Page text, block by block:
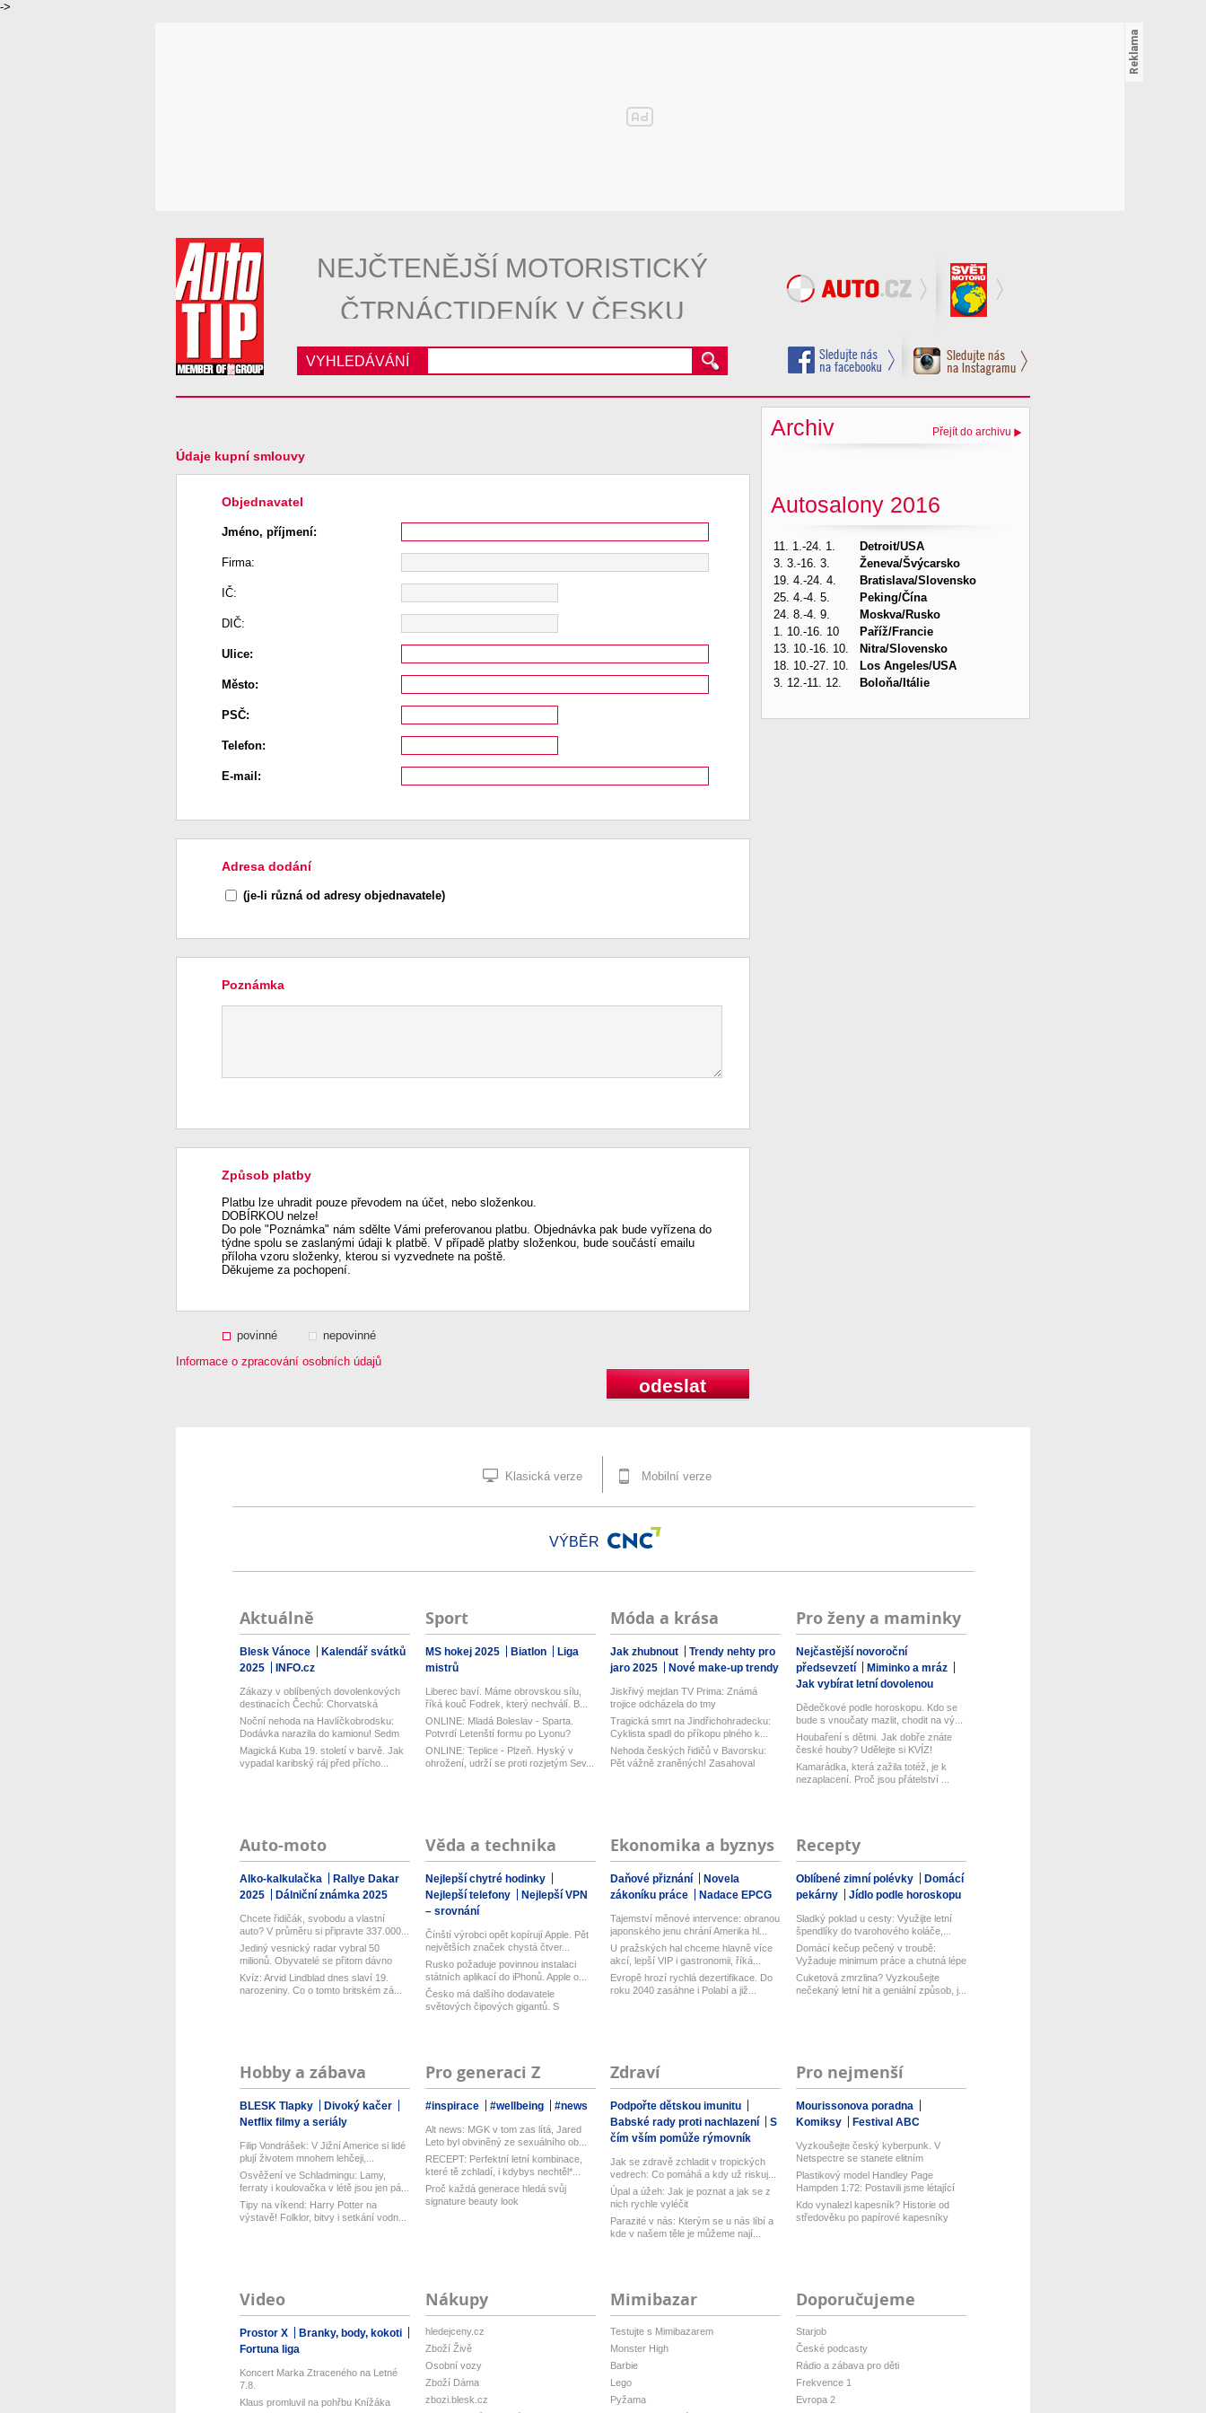
->
NEJČTENĚJŠÍ MOTORISTICKÝ
ČTRNÁCTIDENÍK V ČESKU
VYHLEDÁVÁNÍ
Údaje kupní smlouvy
Objednavatel
Jméno, příjmení:
Firma:
IČ:
DIČ:
Ulice:
Město:
PSČ:
Telefon:
E-mail:
Adresa dodání
(je-li různá od adresy objednavatele)
Poznámka
Způsob platby
Platbu lze uhradit pouze převodem na účet, nebo složenkou.
DOBÍRKOU nelze!
Do pole "Poznámka" nám sdělte Vámi preferovanou platbu. Objednávka pak bude vyřízena do
týdne spolu se zaslanými údaji k platbě. V případě platby složenkou, bude součástí emailu
příloha vzoru složenky, kterou si vyzvednete na poště.
Děkujeme za pochopení.
povinné
nepovinné
Informace o zpracování osobních údajů
odeslat
Archiv Přejít do archivu
Autosalony 2016
11. 1.-24. 1.
Detroit/USA
3. 3.-16. 3.
Ženeva/Švýcarsko
19. 4.-24. 4.
Bratislava/Slovensko
25. 4.-4. 5.
Peking/Čína
24. 8.-4. 9.
Moskva/Rusko
1. 10.-16. 10
Paříž/Francie
13. 10.-16. 10.
Nitra/Slovensko
18. 10.-27. 10.
Los Angeles/USA
3. 12.-11. 12.
Boloňa/Itálie
Klasická verze Mobilní verze
VÝBĚR
Aktuálně
Blesk Vánoce
Kalendář svátků
2025
INFO.cz
Zákazy v oblíbených dovolenkových
destinacích Čechů: Chorvatská
restri...
Noční nehoda na Havlíčkobrodsku:
Dodávka narazila do kamionu! Sedm
zra...
Magická Kuba 19. století v barvě. Jak
vypadal karibský ráj před přícho...
Sport
MS hokej 2025 Biatlon
Liga
mistrů
Liberec baví. Máme obrovskou sílu,
říká kouč Fodrek, který nechválí. B...
ONLINE: Mladá Boleslav - Sparta.
Potvrdí Letenští formu po Lyonu?
Mace...
ONLINE: Teplice - Plzeň. Hyský v
ohrožení, udrží se proti rozjetým Sev...
Móda a krása
Jak zhubnout
Trendy nehty pro
jaro 2025
Nové make-up trendy
Jiskřivý mejdan TV Prima: Známá
trojice odcházela do tmy
Tragická smrt na Jindřichohradecku:
Cyklista spadl do příkopu plného k...
Nehoda českých řidičů v Bavorsku:
Pět vážně zraněných! Zasahoval
Pro ženy a maminky
Nejčastější novoroční
předsevzetí
Miminko a mráz
Jak vybírat letní dovolenou
Dědečkové podle horoskopu. Kdo se
bude s vnoučaty mazlit, chodit na vý...
Houbaření s dětmi. Jak dobře znáte
české houby? Udělejte si KVÍZ!
Kamarádka, která zažila totéž, je k
nezaplacení. Proč jsou přátelství ...
Auto-moto
Alko-kalkulačka
Rallye Dakar
2025
Dálniční známka 2025
Chcete řidičák, svobodu a vlastní
auto? V průměru si připravte 337.000...
Jediný vesnický radar vybral 50
milionů. Obyvatelé se přitom dávno
bou...
Kvíz: Arvid Lindblad dnes slaví 19.
narozeniny. Co o tomto britském zá...
Věda a technika
Nejlepší chytré hodinky
Nejlepší telefony
Nejlepší VPN
– srovnání
Čínští výrobci opět kopírují Apple. Pět
největších značek chystá čtver...
Rusko požaduje povinnou instalaci
státních aplikací do iPhonů. Apple o...
Česko má dalšího dodavatele
světových čipových gigantů. S
Ekonomika a byznys
Daňové přiznání
Novela
zákoníku práce
Nadace EPCG
Tajemství měnové intervence: obranou
japonského jenu chrání Amerika hl...
U pražských hal chceme hlavně více
akcí, lepší VIP i gastronomii, říká...
Evropě hrozí rychlá dezertifikace. Do
roku 2040 zasáhne i Polabí a již...
Recepty
Oblíbené zimní polévky
Domácí
pekárny
Jídlo podle horoskopu
Sladký poklad u cesty: Využijte letní
špendlíky do tvarohového koláče,...
Domácí kečup pečený v troubě:
Vyžaduje minimum práce a chutná lépe
než...
Cuketová zmrzlina? Vyzkoušejte
nečekaný letní hit a geniální způsob, j...
Hobby a zábava
BLESK Tlapky
Divoký kačer
Netflix filmy a seriály
Filip Vondrášek: V Jižní Americe si lidé
plují životem mnohem lehčeji,...
Osvěžení ve Schladmingu: Lamy,
ferraty i koulovačka v létě jsou jen pá...
Tipy na víkend: Harry Potter na
výstavě! Folklor, bitvy i setkání vodn...
Pro generaci Z
#inspirace #wellbeing #news
Alt news: MGK v tom zas lítá, Jared
Leto byl obviněný ze sexuálního ob...
RECEPT: Perfektní letní kombinace,
které tě zchladí, i kdybys nechtěl*...
Proč každá generace hledá svůj
signature beauty look
Zdraví
Podpořte dětskou imunitu
Babské rady proti nachlazení
S
čím vším pomůže rýmovník
Jak se zdravě zchladit v tropických
vedrech: Co pomáhá a kdy už riskuj...
Úpal a úžeh: Jak je poznat a jak se z
nich rychle vyléčit
Parazité v nás: Kterým se u nás líbí a
kde v našem těle je můžeme nají...
Pro nejmenší
Mourissonova poradna
Komiksy
Festival ABC
Vyzkoušejte český kyberpunk. V
Netspectre se stanete elitním
hackerem ...
Plastikový model Handley Page
Hampden 1:72: Postavili jsme létající
ku...
Kdo vynalezl kapesník? Historie od
středověku po papírové kapesníky
Video
Prostor X
Branky, body, kokoti
Fortuna liga
Koncert Marka Ztraceného na Letné
7.8.
Klaus promluvil na pohřbu Knížáka
Nákupy
hledejceny.cz
Zboží Živě
Osobní vozy
Zboží Dáma
zbozi.blesk.cz
Mimibazar
Testujte s Mimibazarem
Monster High
Barbie
Lego
Pyžama
Doporučujeme
Starjob
České podcasty
Rádio a zábava pro děti
Frekvence 1
Evropa 2